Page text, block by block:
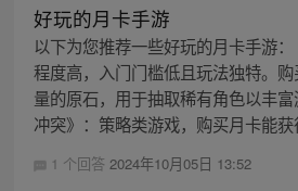
好玩的月卡手游
以下为您推荐一些好玩的月卡手游
程度高，入门门槛低且玩法独特。
量的原石，用于抽取稀有角色以丰
冲突》：策略类游戏，购买月卡能获
1 个回答 2024年10月05日 13:52